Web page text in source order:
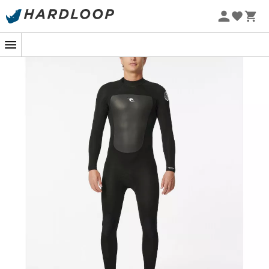
Letnie promocje 🔥 -5% DODATKOWO przy zakupie 2